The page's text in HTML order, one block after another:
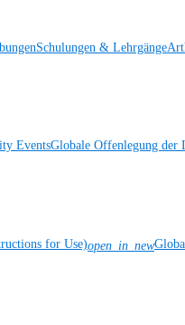
Schulungen & Lehrgänge
EventsGlobale Offenlegung der
for Use)open_in_new